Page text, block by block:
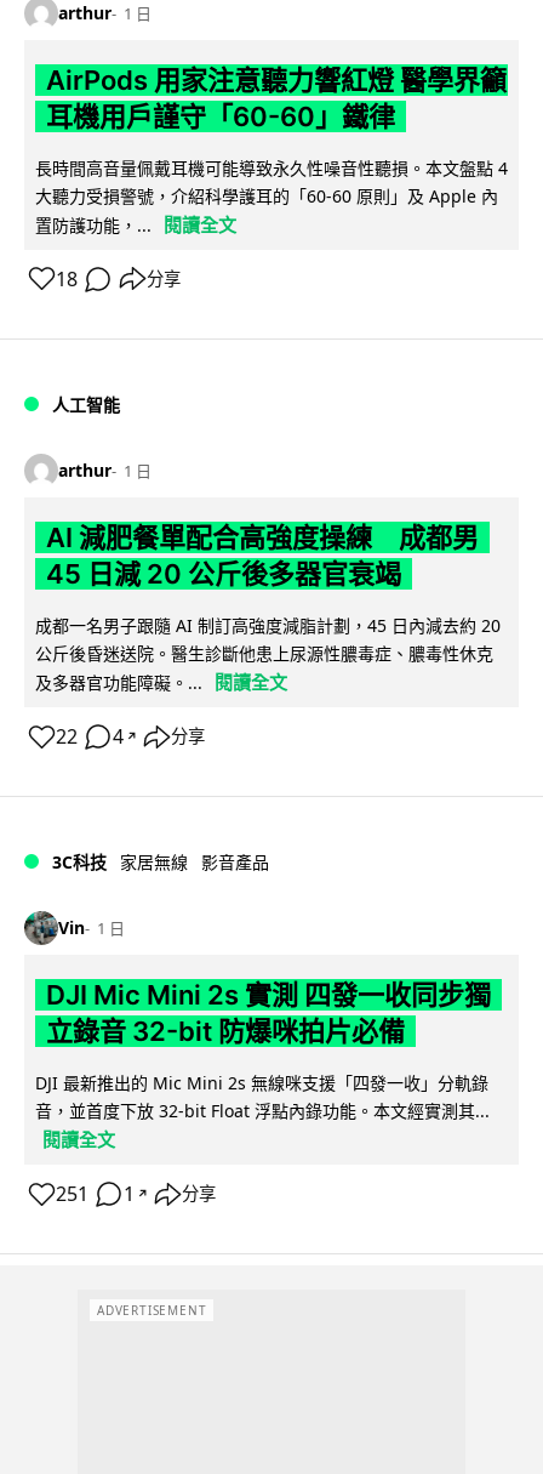
arthur 1 日
AirPods 用家注意聽力響紅燈 醫學界籲
耳機用戶謹守「60-60」鐵律
長時間高音量佩戴耳機可能導致永久性噪音性聽損。本文盤點 4
大聽力受損警號，介紹科學護耳的「60-60 原則」及 Apple 內
置防護功能，...
閱讀全文
18 分享
人工智能
arthur 1 日
AI 減肥餐單配合高強度操練 成都男
45 日減 20 公斤後多器官衰竭
成都一名男子跟隨 AI 制訂高強度減脂計劃，45 日內減去約 20
公斤後昏迷送院。醫生診斷他患上尿源性膿毒症、膿毒性休克
及多器官功能障礙。...
閱讀全文
22 4 ↗ 分享
3C科技 家居無線 影音產品
Vin 1 日
DJI Mic Mini 2s 實測 四發一收同步獨
立錄音 32-bit 防爆咪拍片必備
DJI 最新推出的 Mic Mini 2s 無線咪支援「四發一收」分軌錄
音，並首度下放 32-bit Float 浮點內錄功能。本文經實測其...
閱讀全文
251 1 ↗ 分享
ADVERTISEMENT